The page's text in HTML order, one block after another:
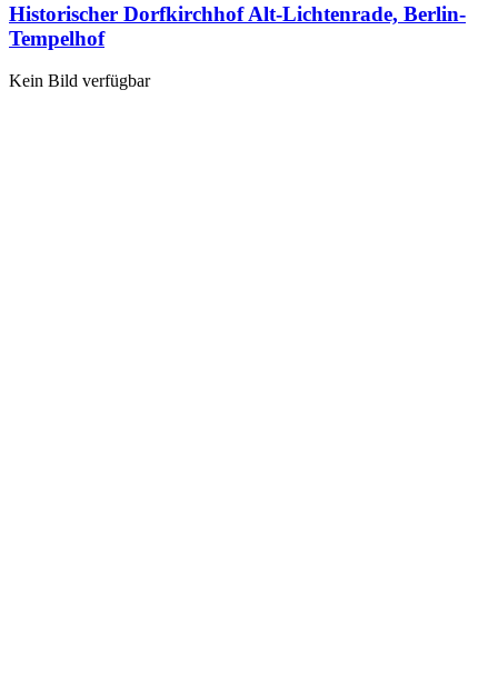
Historischer Dorfkirchhof Alt-Lichtenrade, Berlin-
Tempelhof
Kein Bild verfügbar